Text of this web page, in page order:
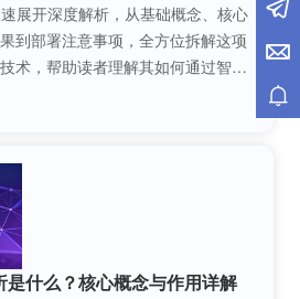
展开深度解析，从基础概念、核心
到部署注意事项，全方位拆解这项
术，帮助读者理解其如何通过智能
什么？核心概念与作用详解